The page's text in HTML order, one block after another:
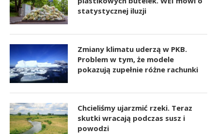
statystycznej iluzji
Zmiany klimatu uderzą w PKB.
Problem w tym, że modele
pokazują zupełnie różne rachunki
Chcieliśmy ujarzmić rzeki. Teraz
skutki wracają podczas susz i
powodzi